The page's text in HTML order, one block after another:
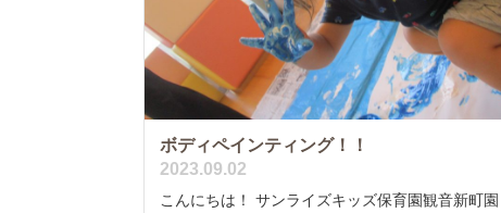
ボディペインティング！！
2023.09.02
こんにちは！ サンライズキッズ保育園観音新町園